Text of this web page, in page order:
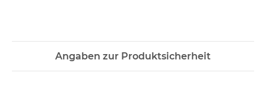
Angaben zur Produktsicherheit